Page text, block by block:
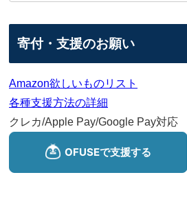
寄付・支援のお願い
Amazon欲しいものリスト
各種支援方法の詳細
クレカ/Apple Pay/Google Pay対応